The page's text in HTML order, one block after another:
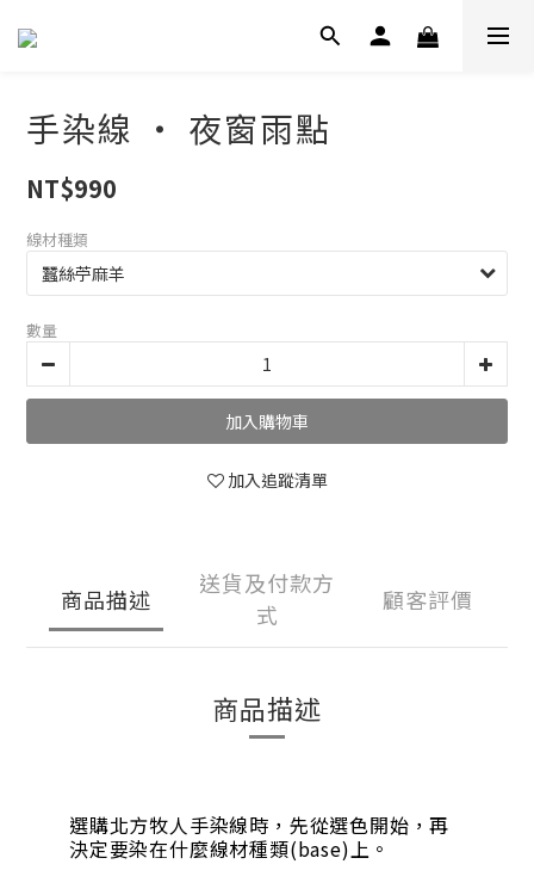
手染線 ‧ 夜窗雨點
NT$990
線材種類
數量
加入購物車
加入追蹤清單
商品描述
送貨及付款方
式
顧客評價
商品描述
選購北方牧人手染線時，先從選色開始，再
決定要染在什麼線材種類(base)上。